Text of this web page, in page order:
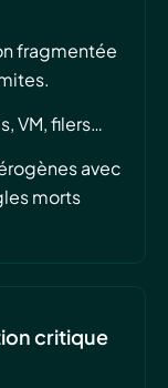
fragmentée
VM, filers…
avec
morts
critique